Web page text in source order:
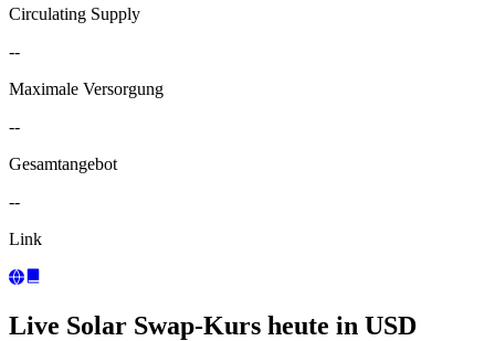
Circulating Supply
--
Maximale Versorgung
--
Gesamtangebot
--
Link
Live Solar Swap-Kurs heute in USD